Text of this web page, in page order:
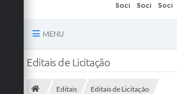
MENU
Principal
Editais de Licitação
Editais Editais de Licitação